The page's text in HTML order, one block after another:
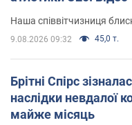
Наша співвітчизниця
9.08.2026 09:32 45,0 т.
Брітні Спірс
наслідки невдалої
майже місяць